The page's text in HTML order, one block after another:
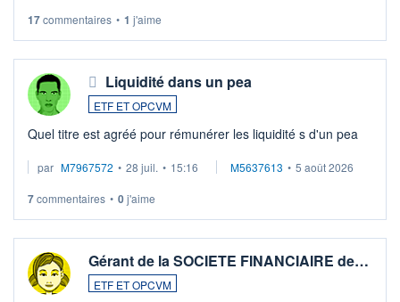
17commentaires • 1 j'aime
Liquidité dans un pea
ETF ET OPCVM
Quel titre est agréé pour rémunérer les liquidité s d'un pea
par M7967572 • 28 juil. • 15:16 M5637613 • 5 août 2026
7commentaires • 0j'aime
Gérant de la SOCIETE FINANCIAIRE de…
ETF ET OPCVM